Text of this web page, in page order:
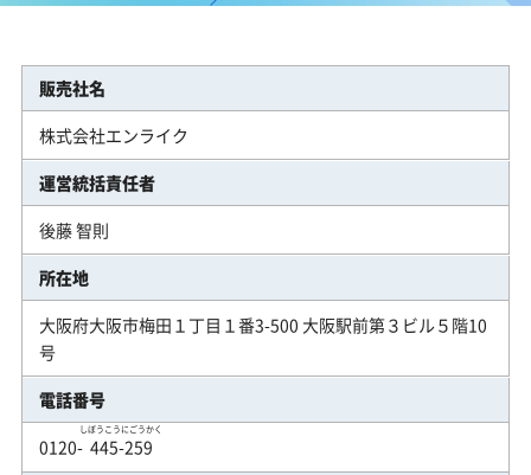
販売社名
株式会社エンライク
運営統括責任者
後藤 智則
所在地
大阪府大阪市梅田１丁目１番3-500 大阪駅前第３ビル５階10
号
電話番号
0120- 445-259
しぼうこうにごうかく